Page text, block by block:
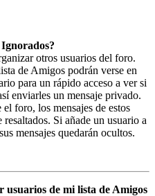
otros usuarios del foro.
de Amigos podrán verse en
para un rápido acceso a ver si
enviarles un mensaje privado.
foro, los mensajes de estos
Si añade un usuario a
mensajes quedarán ocultos.
usuarios de mi lista de Amigos